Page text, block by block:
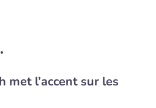
met l’accent sur les
Matin
Valider